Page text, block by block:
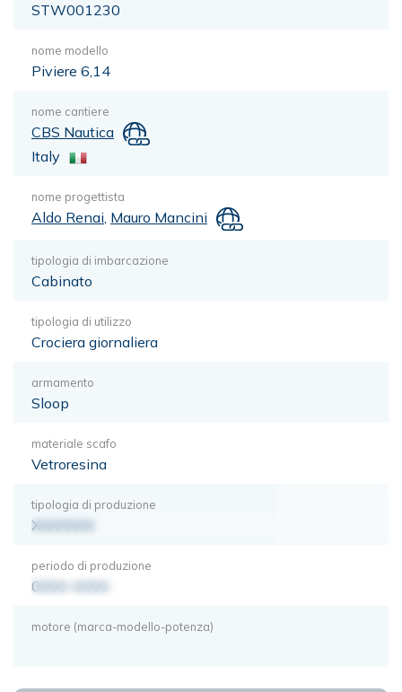
STW001230
nome modello
Piviere 6,14
nome cantiere
CBS Nautica
Italy
nome progettista
Aldo Renai Mauro Mancini
tipologia di imbarcazione
Cabinato
tipologia di utilizzo
Crociera giornaliera
armamento
Sloop
materiale scafo
Vetroresina
tipologia di produzione
XXXXXXX
periodo di produzione
0000-0000
motore (marca-modello-potenza)